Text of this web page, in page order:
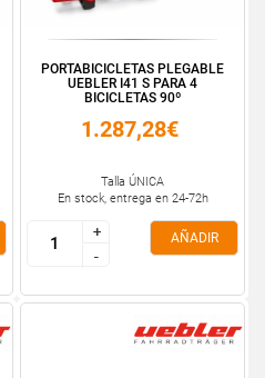
PORTABICICLETAS PLEGABLE
UEBLER I41 S PARA 4
BICICLETAS 90º
1.287,28€
Talla ÚNICA
En stock, entrega en 24-72h
+
-
+
-
AÑADIR